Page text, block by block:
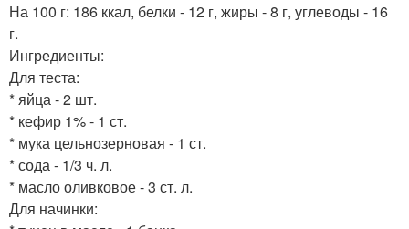
На 100 г: 186 ккал, белки - 12 г, жиры - 8 г, углеводы - 16
г.
Ингредиенты:
Для теста:
* яйца - 2 шт.
* кефир 1% - 1 ст.
* мука цельнозерновая - 1 ст.
* сода - 1/3 ч. л.
* масло оливковое - 3 ст. л.
Для начинки: